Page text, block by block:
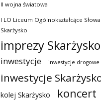
II wojna światowa
I LO Liceum Ogólnokształcące
Skarżysko
imprezy Skarżysko
inwestycje inwestycje drogowe
inwestycje
kolej Skarżysko koncert